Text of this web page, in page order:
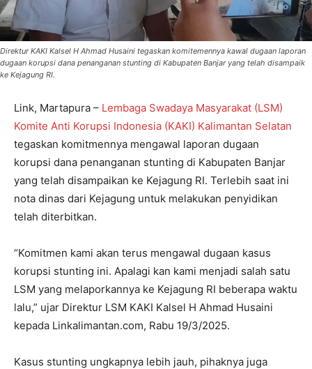
Direktur KAKI Kalsel H Ahmad Husaini tegaskan komitemennya kawal dugaan laporan
dugaan korupsi dana penanganan stunting di Kabupaten Banjar yang telah disampaik
ke Kejagung RI.
Link, Martapura – Lembaga Swadaya Masyarakat (LSM)
Komite Anti Korupsi Indonesia (KAKI) Kalimantan Selatan
tegaskan komitmennya mengawal laporan dugaan
korupsi dana penanganan stunting di Kabupaten Banjar
yang telah disampaikan ke Kejagung RI. Terlebih saat ini
nota dinas dari Kejagung untuk melakukan penyidikan
telah diterbitkan.
“Komitmen kami akan terus mengawal dugaan kasus
korupsi stunting ini. Apalagi kan kami menjadi salah satu
LSM yang melaporkannya ke Kejagung RI beberapa waktu
lalu,” ujar Direktur LSM KAKI Kalsel H Ahmad Husaini
kepada Linkalimantan.com, Rabu 19/3/2025.
Kasus stunting ungkapnya lebih jauh, pihaknya juga